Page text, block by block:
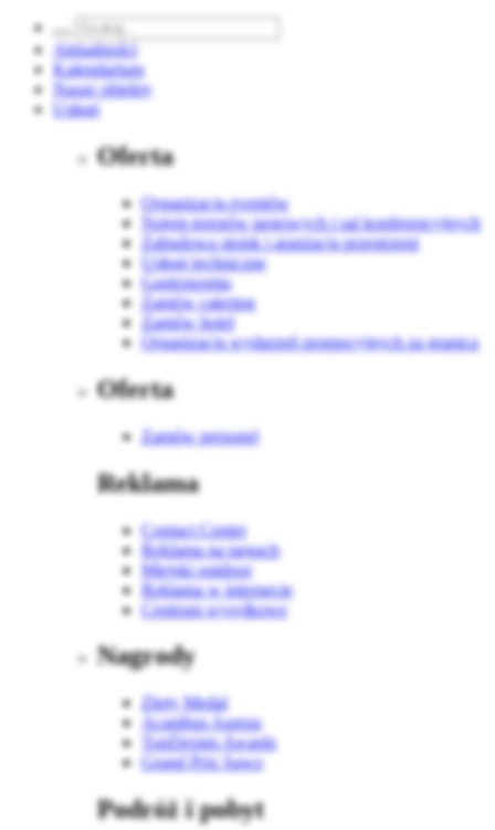
Aktualności
Kalendarium
Nasze obiekty
Usługi
Oferta
Organizacja eventów
Najem terenów targowych i sal konferencyjnych
Zabudowa stoisk i aranżacja przestrzeni
Usługi techniczne
Gastronomia
Zamów catering
Zamów hotel
Organizacja wydarzeń promocyjnych za granicą
Oferta
Zamów personel
Reklama
Contact Center
Reklama na targach
Miejski outdoor
Reklama w internecie
Centrum wysyłkowe
Nagrody
Złoty Medal
Acanthus Aureus
TopDesign Awards
Grand Prix Sawo
Podróż i pobyt